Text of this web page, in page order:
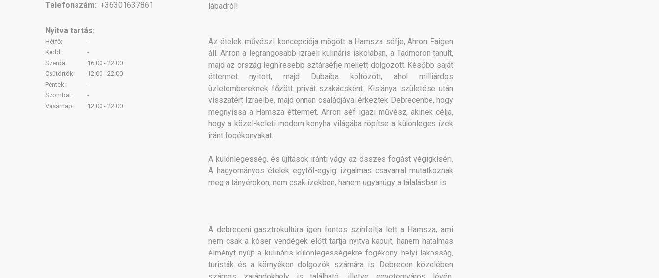
Telefonszám: +36301637861
Nyitva tartás:
Hétfő:
-
Kedd:
-
Szerda:
16:00 - 22:00
Csütörtök:
12:00 - 22:00
Péntek:
-
Szombat:
-
Vasárnap:
12:00 - 22:00
lábadról!
Az ételek művészi koncepciója mögött a Hamsza séfje, Ahron Faigen
áll. Ahron a legrangosabb izraeli kulináris iskolában, a Tadmoron tanult,
majd az ország leghíresebb sztárséfje mellett dolgozott. Később saját
éttermet nyitott, majd Dubaiba költözött, ahol milliárdos
üzletembereknek főzött privát szakácsként. Kislánya születése után
visszatért Izraelbe, majd onnan családjával érkeztek Debrecenbe, hogy
megnyissa a Hamsza éttermet. Ahron séf igazi művész, akinek célja,
hogy a közel-keleti modern konyha világába röpítse a különleges ízek
iránt fogékonyakat.
A különlegesség, és újítások iránti vágy az összes fogást végigkíséri.
A hagyományos ételek egytől-egyig izgalmas csavarral mutatkoznak
meg a tányérokon, nem csak ízekben, hanem ugyanúgy a tálalásban is.
A debreceni gasztrokultúra igen fontos színfoltja lett a Hamsza, ami
nem csak a kóser vendégek előtt tartja nyitva kapuit, hanem hatalmas
élményt nyújt a kulináris különlegességekre fogékony helyi lakosság,
turisták és a környéken dolgozók számára is. Debrecen közelében